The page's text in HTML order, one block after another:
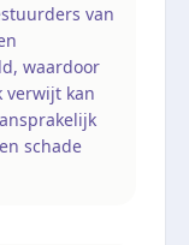
van
waardoor
verwijt kan
schade